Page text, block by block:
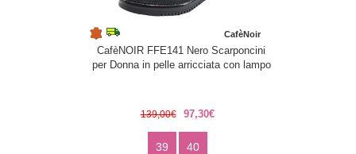
CafèNoir
CafèNOIR FFE141 Nero Scarponcini
per Donna in pelle arricciata con lampo
139,00€ 97,30€
39 40